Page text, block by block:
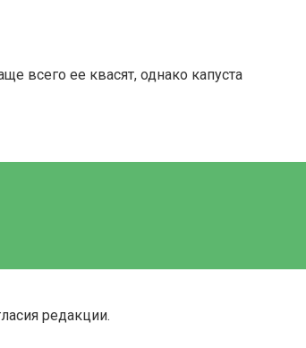
всего ее квасят, однако капуста
редакции.